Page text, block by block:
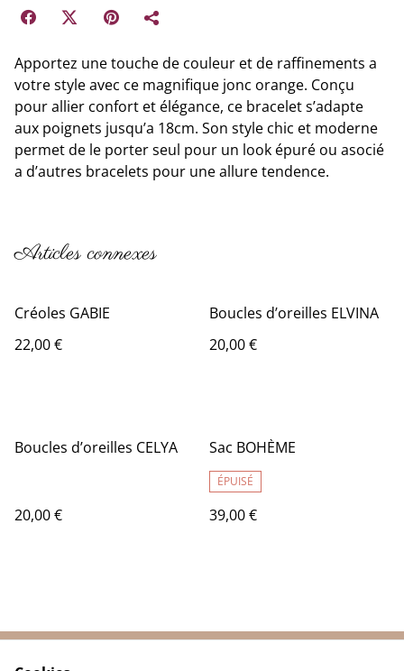
Apportez une touche de couleur et de raffinements a
votre style avec ce magnifique jonc orange. Conçu
pour allier confort et élégance, ce bracelet s’adapte
aux poignets jusqu’a 18cm. Son style chic et moderne
permet de le porter seul pour un look épuré ou asocié
a d’autres bracelets pour une allure tendence.
Articles connexes
Créoles GABIE
22,00 €
Boucles d’oreilles ELVINA
20,00 €
Boucles d’oreilles CELYA
20,00 €
Sac BOHÈME
ÉPUISÉ
39,00 €